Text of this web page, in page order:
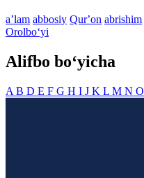
aʼlam abbosiy Qurʼon abrishim
Orolbo‘yi
Alifbo bo‘yicha
A B D E F G H I J K L M N O